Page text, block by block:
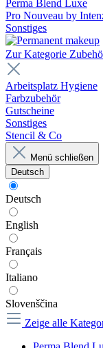
Perma Blend Luxe
Pro Nouveau by
Sonstiges
Zur Kategorie
Arbeitsplatz Hygiene
Farbzubehör
Gutscheine
Sonstiges
Stencil & Co
Menü schließen
Deutsch
Deutsch
English
Français
Italiano
Slovenščina
Zeige alle